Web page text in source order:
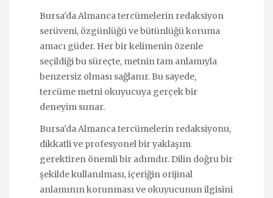
Bursa'da Almanca tercümelerin redaksiyon
serüveni, özgünlüğü ve bütünlüğü koruma
amacı güder. Her bir kelimenin özenle
seçildiği bu süreçte, metnin tam anlamıyla
benzersiz olması sağlanır. Bu sayede,
tercüme metni okuyucuya gerçek bir
deneyim sunar.
Bursa'da Almanca tercümelerin redaksiyonu,
dikkatli ve profesyonel bir yaklaşım
gerektiren önemli bir adımdır. Dilin doğru bir
şekilde kullanılması, içeriğin orijinal
anlamının korunması ve okuyucunun ilgisini